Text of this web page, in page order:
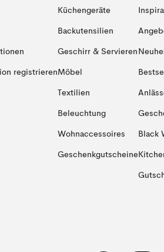
registrieren
Küchengeräte
Backutensilien
Geschirr & Servieren
Möbel
Textilien
Beleuchtung
Wohnaccessoires
Geschenkgutscheine
Black